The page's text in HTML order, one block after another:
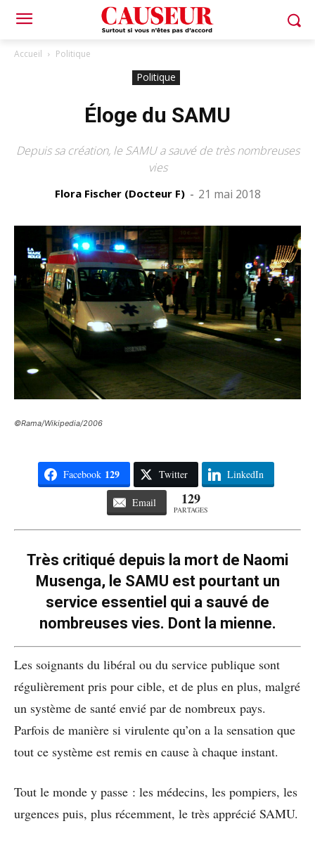
Accueil Politique
Politique
Éloge du SAMU
Depuis sa création, le SAMU a sauvé de très nombreuses
vies
Flora Fischer (Docteur F) - 21 mai 2018
©Rama/Wikipedia/2006
Facebook 129 Twitter LinkedIn
Email 129
PARTAGES
Très critiqué depuis la mort de Naomi
Musenga, le SAMU est pourtant un
service essentiel qui a sauvé de
nombreuses vies. Dont la mienne.
Les soignants du libéral ou du service publique sont
régulièrement pris pour cible, et de plus en plus, malgré
un système de santé envié par de nombreux pays.
Parfois de manière si virulente qu’on a la sensation que
tout ce système est remis en cause à chaque instant.
Tout le monde y passe : les médecins, les pompiers, les
urgences puis, plus récemment, le très apprécié SAMU.